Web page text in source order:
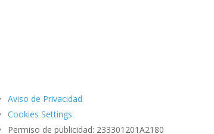
Aviso de Privacidad
Cookies Settings
Permiso de publicidad: 233301201A2180